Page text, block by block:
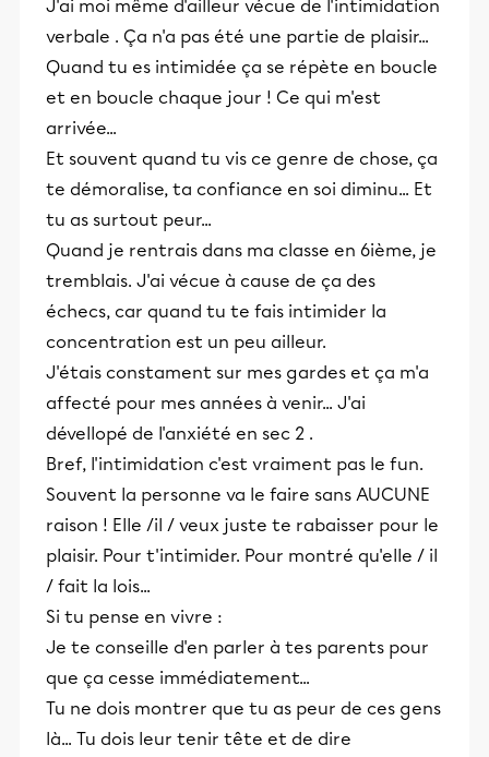
J'ai moi même d'ailleur vécue de l'intimidation
verbale . Ça n'a pas été une partie de plaisir...
Quand tu es intimidée ça se répète en boucle
et en boucle chaque jour ! Ce qui m'est
arrivée...
Et souvent quand tu vis ce genre de chose, ça
te démoralise, ta confiance en soi diminu... Et
tu as surtout peur...
Quand je rentrais dans ma classe en 6ième, je
tremblais. J'ai vécue à cause de ça des
échecs, car quand tu te fais intimider la
concentration est un peu ailleur.
J'étais constament sur mes gardes et ça m'a
affecté pour mes années à venir... J'ai
dévellopé de l'anxiété en sec 2 .
Bref, l'intimidation c'est vraiment pas le fun.
Souvent la personne va le faire sans AUCUNE
raison ! Elle /il / veux juste te rabaisser pour le
plaisir. Pour t'intimider. Pour montré qu'elle / il
/ fait la lois...
Si tu pense en vivre :
Je te conseille d'en parler à tes parents pour
que ça cesse immédiatement...
Tu ne dois montrer que tu as peur de ces gens
là... Tu dois leur tenir tête et de dire